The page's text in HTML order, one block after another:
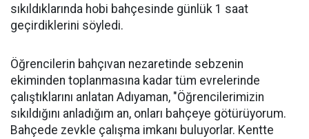
sıkıldıklarında hobi bahçesinde günlük 1 saat
geçirdiklerini söyledi.
Öğrencilerin bahçıvan nezaretinde sebzenin
ekiminden toplanmasına kadar tüm evrelerinde
çalıştıklarını anlatan Adıyaman, "Öğrencilerimizin
sıkıldığını anladığım an, onları bahçeye götürüyorum.
Bahçede zevkle çalışma imkanı buluyorlar. Kentte